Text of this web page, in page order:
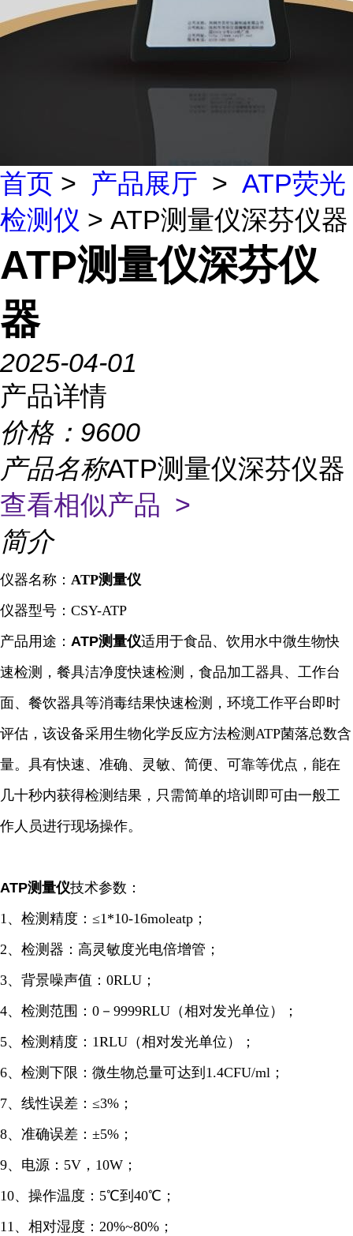
首页 > 产品展厅 > ATP荧光
检测仪 > ATP测量仪深芬仪器
ATP测量仪深芬仪
器
2025-04-01
产品详情
价格： 9600
产品名称ATP测量仪深芬仪器
查看相似产品 >
简介
仪器名称： ATP测量仪
仪器型号：CSY-ATP
产品用途： ATP测量仪适用于食品、饮用水中微生物快
速检测，餐具洁净度快速检测，食品加工器具、工作台
面、餐饮器具等消毒结果快速检测，环境工作平台即时
评估，该设备采用生物化学反应方法检测ATP菌落总数含
量。具有快速、准确、灵敏、简便、可靠等优点，能在
几十秒内获得检测结果，只需简单的培训即可由一般工
作人员进行现场操作。
ATP测量仪技术参数：
1、检测精度：≤1*10-16moleatp；
2、检测器：高灵敏度光电倍增管；
3、背景噪声值：0RLU；
4、检测范围：0－9999RLU（相对发光单位）；
5、检测精度：1RLU（相对发光单位）；
6、检测下限：微生物总量可达到1.4CFU/ml；
7、线性误差：≤3%；
8、准确误差：±5%；
9、电源：5V，10W；
10、操作温度：5℃到40℃；
11、相对湿度：20%~80%；